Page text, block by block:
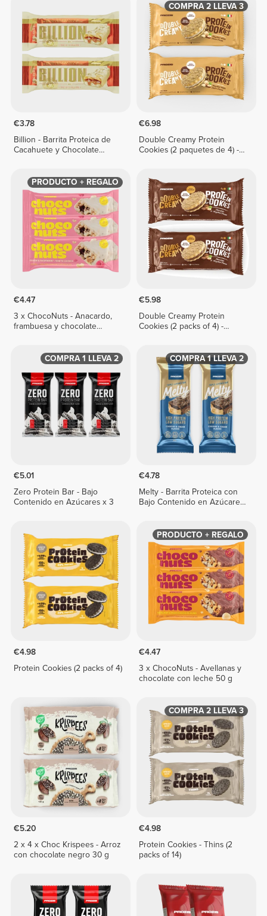
€3.78
Billion - Barrita Proteica de
Cacahuete y Chocolate
COMPRA 2 LLEVA 3
€6.98
Double Creamy Protein
Cookies (2 paquetes de 4) -
PRODUCTO + REGALO
€4.47
3 x ChocoNuts - Anacardo,
frambuesa y chocolate
€5.98
Double Creamy Protein
Cookies (2 packs of 4) -
COMPRA 1 LLEVA 2
€5.01
Zero Protein Bar - Bajo
Contenido en Azúcares x 3
COMPRA 1 LLEVA 2
€4.78
Melty - Barrita Proteica con
Bajo Contenido en Azúcares
€4.98
Protein Cookies (2 packs of 4)
PRODUCTO + REGALO
€4.47
3 x ChocoNuts - Avellanas y
chocolate con leche 50 g
€5.20
2 x 4 x Choc Krispees - Arroz
con chocolate negro 30 g
COMPRA 2 LLEVA 3
€4.98
Protein Cookies - Thins (2
packs of 14)